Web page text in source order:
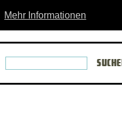
Mehr Informationen
für
die